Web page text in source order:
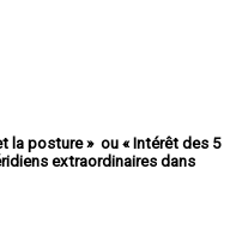
la posture » ou « Intérêt des 5
extraordinaires dans